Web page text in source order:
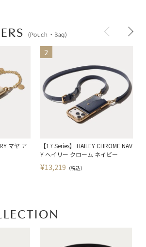
(Pouch・Bag)
マヤ ア
【17 Series】 HAILEY CHROME NAV
Y ヘイリー クローム ネイビー
¥13,219 （税込）